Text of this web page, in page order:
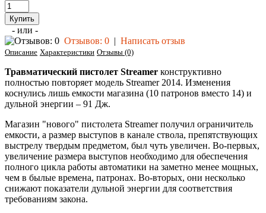
- или -
Отзывов: 0 | Написать отзыв
Описание Характеристики Отзывы (0)
Травматический пистолет Streamer конструктивно
полностью повторяет модель Streamer 2014. Изменения
коснулись лишь емкости магазина (10 патронов вместо 14) и
дульной энергии – 91 Дж.
Магазин "нового" пистолета Streamer получил ограничитель
емкости, а размер выступов в канале ствола, препятствующих
выстрелу твердым предметом, был чуть увеличен. Во-первых,
увеличение размера выступов необходимо для обеспечения
полного цикла работы автоматики на заметно менее мощных,
чем в былые времена, патронах. Во-вторых, они несколько
снижают показатели дульной энергии для соответствия
требованиям закона.